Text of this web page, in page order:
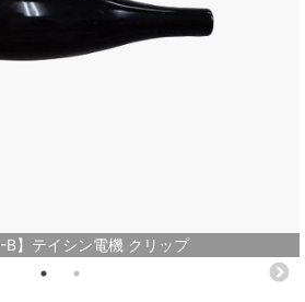
B】テイシン電機 クリップ